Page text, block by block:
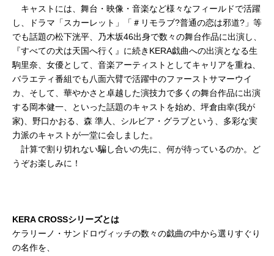
キャストには、舞台・映像・音楽など様々なフィールドで活躍
し、ドラマ「スカーレット」「＃リモラブ?普通の恋は邪道?」等
でも話題の松下洸平、乃木坂46出身で数々の舞台作品に出演し、
『すべての犬は天国へ行く』に続きKERA戯曲への出演となる生
駒里奈、女優として、音楽アーティストとしてキャリアを重ね、
バラエティ番組でも八面六臂で活躍中のファーストサマーウイ
カ、そして、華やかさと卓越した演技力で多くの舞台作品に出演
する岡本健一、といった話題のキャストを始め、坪倉由幸(我が
家)、野口かおる、森 準人、シルビア・グラブという、多彩な実
力派のキャストが一堂に会しました。
計算で割り切れない騙し合いの先に、何が待っているのか。ど
うぞお楽しみに！
KERA CROSSシリーズとは
ケラリーノ・サンドロヴィッチの数々の戯曲の中から選りすぐり
の名作を、